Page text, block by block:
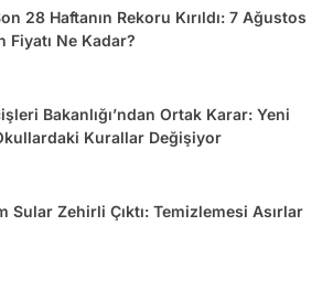
28 Haftanın Rekoru Kırıldı: 7 Ağustos
Fiyatı Ne Kadar?
Bakanlığı’ndan Ortak Karar: Yeni
Kurallar Değişiyor
Sular Zehirli Çıktı: Temizlemesi Asırlar